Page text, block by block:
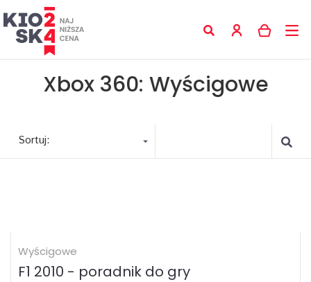
Xbox 360: Wyścigowe
Sortuj:
Wyścigowe
F1 2010 - poradnik do gry